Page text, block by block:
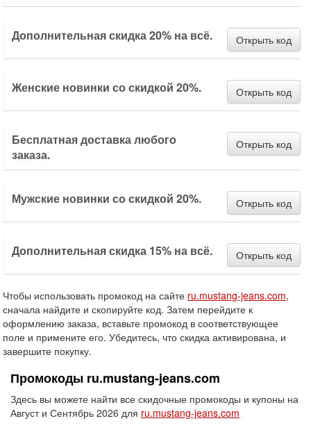
Дополнительная скидка 20% на всё. Открыть код
Женские новинки со скидкой 20%. Открыть код
Бесплатная доставка любого
заказа.
Открыть код
Мужские новинки со скидкой 20%. Открыть код
Дополнительная скидка 15% на всё. Открыть код
Чтобы использовать промокод на сайте ru.mustang-jeans.com,
сначала найдите и скопируйте код. Затем перейдите к
оформлению заказа, вставьте промокод в соответствующее
поле и примените его. Убедитесь, что скидка активирована, и
завершите покупку.
Промокоды ru.mustang-jeans.com
Здесь вы можете найти все скидочные промокоды и купоны на
Август и Сентябрь 2026 для ru.mustang-jeans.com